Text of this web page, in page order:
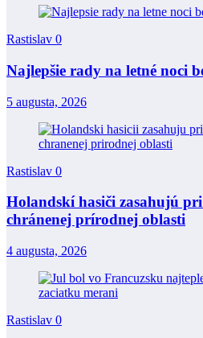
Rastislav 0
Najlepšie rady na letné noci
5 augusta, 2026
Rastislav 0
Holandskí hasiči zasahujú
chránenej prírodnej oblasti
4 augusta, 2026
Rastislav 0